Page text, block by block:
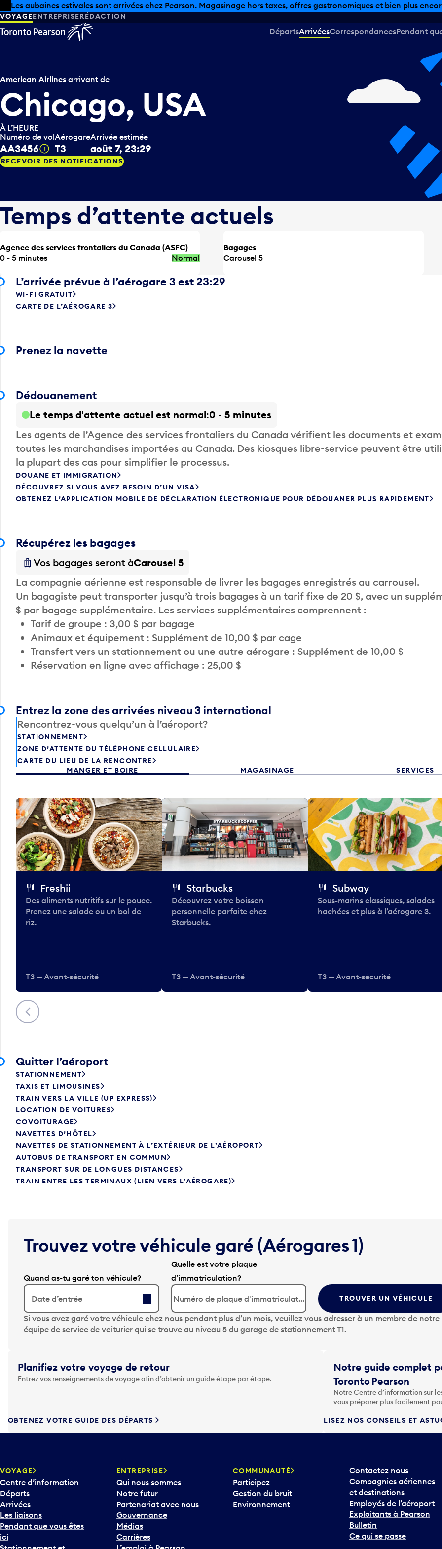
Skip to offers
Passer au contenu principal
Les aubaines estivales sont arrivées chez Pearson. Magasinage hors taxes, offres gastronomiques et bien plus
VOYAGEENTREPRISERÉDACTION
DépartsArrivéesCorrespondancesPendant
American Airlines arrivant de
Chicago, USA
À L’HEURE
Numéro de vol
AA3456 Infobulle
Aérogare
T3
Arrivée estimée
août 7, 23:29
RECEVOIR DES NOTIFICATIONS
Temps d’attente actuels
Agence des services frontaliers du Canada (ASFC)
0 - 5 minutes
Normal
Bagages
Carousel 5
L’arrivée prévue à l’aérogare 3 est 23:29
WI-FI GRATUIT
CARTE DE L’AÉROGARE 3
Prenez la navette
Dédouanement
Le temps d'attente actuel est normal 0 - 5 minutes
Les agents de l’Agence des services frontaliers du Canada vérifient les documents et
toutes les marchandises importées au Canada. Des kiosques libre-service peuvent être
la plupart des cas pour simplifier le processus.
DOUANE ET IMMIGRATION
DÉCOUVREZ SI VOUS AVEZ BESOIN D’UN VISA
OBTENEZ L’APPLICATION MOBILE DE DÉCLARATION ÉLECTRONIQUE POUR DÉDOUANER PLUS RAPIDEMENT
Récupérez les bagages
Vos bagages seront àCarousel 5
La compagnie aérienne est responsable de livrer les bagages enregistrés au carrousel.
Un bagagiste peut transporter jusqu’à trois bagages à un tarif fixe de 20 $, avec un
$ par bagage supplémentaire. Les services supplémentaires comprennent :
Tarif de groupe : 3,00 $ par bagage
Animaux et équipement : Supplément de 10,00 $ par cage
Transfert vers un stationnement ou une autre aérogare : Supplément de 10,00 $
Réservation en ligne avec affichage : 25,00 $
Entrez la zone des arrivées niveau 3 international
Rencontrez-vous quelqu’un à l’aéroport?
STATIONNEMENT
ZONE D’ATTENTE DU TÉLÉPHONE CELLULAIRE
CARTE DU LIEU DE LA RENCONTRE
MANGER ET BOIRE
MAGASINAGE SERVICES
Précédent
Freshii
Des aliments nutritifs sur le pouce.
Prenez une salade ou un bol de
riz.
T3 — Avant-sécurité
Starbucks
Découvrez votre boisson
personnelle parfaite chez
Starbucks.
T3 — Avant-sécurité
Subway
Sous-marins classiques, salades
hachées et plus à l’aérogare 3.
T3 — Avant-sécurité
Quitter l’aéroport
STATIONNEMENT
TAXIS ET LIMOUSINES
TRAIN VERS LA VILLE (UP EXPRESS)
LOCATION DE VOITURES
COVOITURAGE
NAVETTES D’HÔTEL
NAVETTES DE STATIONNEMENT À L’EXTÉRIEUR DE L’AÉROPORT
AUTOBUS DE TRANSPORT EN COMMUN
TRANSPORT SUR DE LONGUES DISTANCES
TRAIN ENTRE LES TERMINAUX (LIEN VERS L’AÉROGARE)
Trouvez votre véhicule garé (Aérogares 1)
Quand as-tu garé ton véhicule?
Date d’entrée
A
p
y
e
z
r
u
c
h
e
F
l
c
Quelle est votre plaque
d’immatriculation?
TROUVER UN VÉHICULE
Si vous avez garé votre véhicule chez nous pendant plus d’un mois, veuillez vous adresser à un membre de notre
équipe de service de voiturier qui se trouve au niveau 5 du garage de stationnement T1.
Planifiez votre voyage de retour
Entrez vos renseignements de voyage afin d’obtenir un guide étape par étape.
OBTENEZ VOTRE GUIDE DES DÉPARTS
Notre guide complet
Toronto Pearson
Notre Centre d’information sur
vous préparer plus facilement
LISEZ NOS CONSEILS ET
VOYAGE
Centre d’information
Départs
Arrivées
Les liaisons
Pendant que vous êtes
ici
ENTREPRISE
Qui nous sommes
Notre futur
Partenariat avec nous
Gouvernance
Médias
Carrières
COMMUNAUTÉ
Participez
Gestion du bruit
Environnement
Contactez nous
Compagnies aériennes
et destinations
Employés de l’aéroport
Exploitants à Pearson
Bulletin
Ce qui se passe